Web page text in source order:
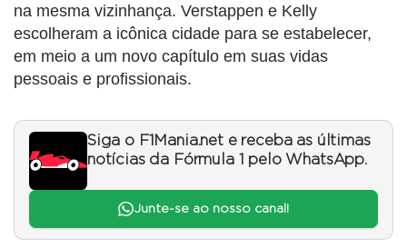
na mesma vizinhança. Verstappen e Kelly
escolheram a icônica cidade para se estabelecer,
em meio a um novo capítulo em suas vidas
pessoais e profissionais.
Siga o F1Mania.net e receba as últimas
notícias da Fórmula 1 pelo WhatsApp.
Junte-se ao nosso canal!